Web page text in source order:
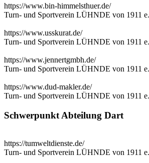
https://www.bin-himmelsthuer.de/
Turn- und Sportverein LÜHNDE von 1911
https://www.usskurat.de/
Turn- und Sportverein LÜHNDE von 1911
https://www.jennertgmbh.de/
Turn- und Sportverein LÜHNDE von 1911
https://www.dud-makler.de/
Turn- und Sportverein LÜHNDE von 1911
Schwerpunkt Abteilung Dart
https://tumweltdienste.de/
Turn- und Sportverein LÜHNDE von 1911